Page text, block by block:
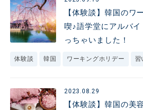
【体験談】韓国のワ
喫♪語学堂にアルバ
っちゃいました！
体験談 韓国 ワーキングホリデー 習
2023.08.29
【体験談】韓国の